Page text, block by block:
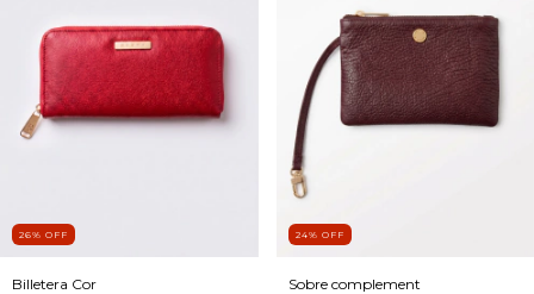
26% OFF
Billetera Cor
24% OFF
Sobre complement